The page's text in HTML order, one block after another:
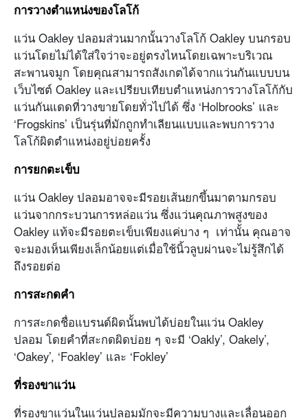
การวางตำแหน่งของโลโก้
แว่น Oakley ปลอมส่วนมากนั้นวางโลโก้ Oakley บนกรอบ
แว่นโดยไม่ได้ใส่ใจว่าจะอยู่ตรงไหนโดยเฉพาะบริเวณ
สะพานจมูก โดยคุณสามารถสังเกตได้จากแว่นกันแบบบน
เว็บไซต์ Oakley และเปรียบเทียบตำแหน่งการวางโลโก้กับ
แว่นกันแดดที่วางขายโดยทั่วไปได้ ซึ่ง ‘Holbrooks’ และ
‘Frogskins’ เป็นรุ่นที่มักถูกทำเลียนแบบและพบการวาง
โลโก้ผิดตำแหน่งอยู่บ่อยครั้ง
การยกตะเข็บ
แว่น Oakley ปลอมอาจจะมีรอยเส้นยกขึ้นมาตามกรอบ
แว่นจากกระบวนการหล่อแว่น ซึ่งแว่นคุณภาพสูงของ
Oakley แท้จะมีรอยตะเข็บเพียงแค่บาง ๆ เท่านั้น คุณอาจ
จะมองเห็นเพียงเล็กน้อยแต่เมื่อใช้นิ้วลูบผ่านจะไม่รู้สึกได้
ถึงรอยต่อ
การสะกดคำ
การสะกดชื่อแบรนด์ผิดนั้นพบได้บ่อยในแว่น Oakley
ปลอม โดยคำที่สะกดผิดบ่อย ๆ จะมี ‘Oakly’, Oakely’,
‘Oakey’, ‘Foakley’ และ ‘Fokley’
ที่รองขาแว่น
ที่รองขาแว่นในแว่นปลอมมักจะมีความบางและเลื่อนออก